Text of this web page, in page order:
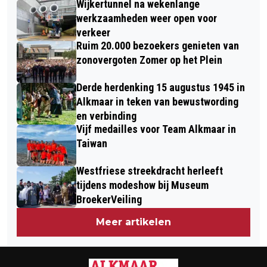
BINNENSTAD ONDER CONTROLE NA
URENLANG BLUSSEN
TOUR IN 2026
Wijkertunnel na wekenlange
werkzaamheden weer open voor
verkeer
Ruim 20.000 bezoekers genieten van
zonovergoten Zomer op het Plein
Derde herdenking 15 augustus 1945 in
Alkmaar in teken van bewustwording
en verbinding
Vijf medailles voor Team Alkmaar in
Taiwan
Westfriese streekdracht herleeft
tijdens modeshow bij Museum
BroekerVeiling
Meer artikelen